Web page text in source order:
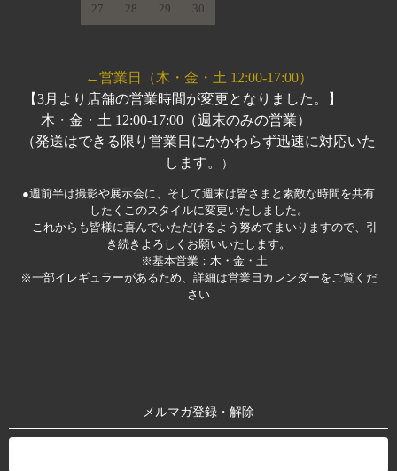
27 28 29 30
←営業日（木・金・土 12:00-17:00）
【3月より店舗の営業時間が変更となりました。】
木・金・土 12:00-17:00（週末のみの営業）
（発送はできる限り営業日にかかわらず迅速に対応いた
します。
）
●週前半は撮影や展示会に、そして週末は皆さまと素敵な時間を共有
したくこのスタイルに変更いたしました。
これからも皆様に喜んでいただけるよう努めてまいりますので、引
き続きよろしくお願いいたします。
※基本営業：木・金・土
※一部イレギュラーがあるため、詳細は営業日カレンダーをご覧くだ
さい
メルマガ登録・解除